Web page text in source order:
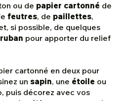
ou de papier cartonné de
feutres, de paillettes,
si possible, de quelques
pour apporter du relief
cartonné en deux pour
un sapin, une étoile ou
puis décorez avec vos